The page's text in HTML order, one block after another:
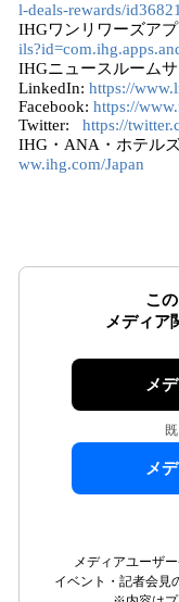
l-deals-rewards/
IHGワンリワーズア
IHGニュースルーム
LinkedIn: https://
Facebook: https://
Twitter: https://
IHG・ANA・ホテル
ww.ihg.com/Japan
こ
メディア
メ
メ
メディアユーザ
イベント・記者会見